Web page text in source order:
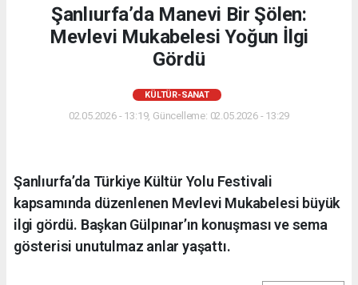
Şanlıurfa’da Manevi Bir Şölen:
Mevlevi Mukabelesi Yoğun İlgi
Gördü
KÜLTÜR-SANAT
02.05.2026 - 13:19, Güncelleme: 02.05.2026 - 13:29
Şanlıurfa’da Türkiye Kültür Yolu Festivali
kapsamında düzenlenen Mevlevi Mukabelesi büyük
ilgi gördü. Başkan Gülpınar’ın konuşması ve sema
gösterisi unutulmaz anlar yaşattı.